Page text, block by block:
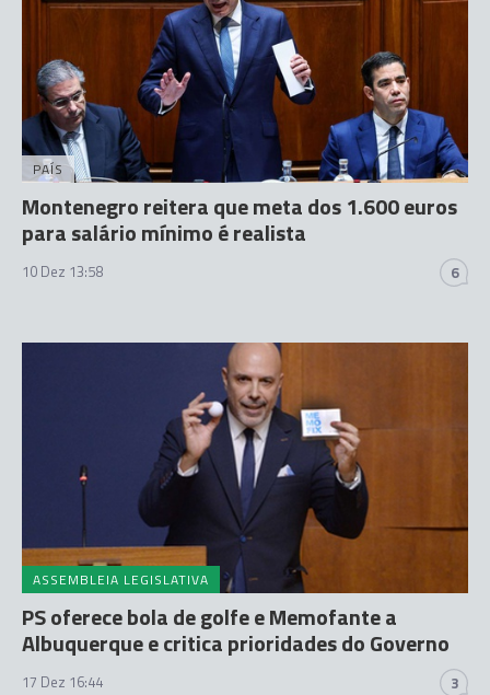
PAÍS
Montenegro reitera que meta dos 1.600 euros
para salário mínimo é realista
10 Dez 13:58 6
ASSEMBLEIA LEGISLATIVA
PS oferece bola de golfe e Memofante a
Albuquerque e critica prioridades do Governo
17 Dez 16:44 3